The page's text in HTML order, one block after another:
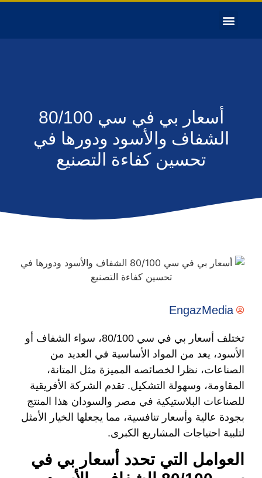
أسعار بي في سي 80/100
الشفاف والأسود ودورها في
تحسين كفاءة التصنيع
EngazMedia
تختلف أسعار بي في سي 80/100، سواء الشفاف أو
الأسود، يعد من المواد الأساسية في العديد من
الصناعات، نظرا لخصائصه المميزة مثل المتانة،
المقاومة، وسهولة التشكيل. تقدم الشركة الأفريقية
للصناعات البلاستيكية في مصر والسودان هذا المنتج
بجودة عالية وأسعار تنافسية، مما يجعلها الخيار الأمثل
لتلبية احتياجات المشاريع الكبرى.
العوامل التي تحدد أسعار بي في